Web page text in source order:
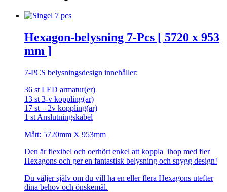
Hexagon-belysning 7-Pcs [ 5720 x 953
mm ]
7-PCS belysningsdesign innehåller:
36 st LED armatur(er)
13 st 3-v koppling(ar)
17 st – 2v koppling(ar)
1 st Anslutningskabel
Mått: 5720mm X 953mm
Den är flexibel och oerhört enkel att koppla ihop med fler
Hexagons och ger en fantastisk belysning och snygg design!
Du väljer själv om du vill ha en eller flera Hexagons utefter
dina behov och önskemål.